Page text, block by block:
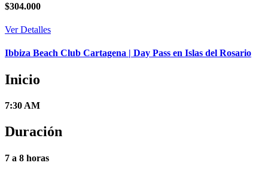
$304.000
Ver Detalles
Ibbiza Beach Club Cartagena | Day Pass en Islas del Rosario
Inicio
7:30 AM
Duración
7 a 8 horas